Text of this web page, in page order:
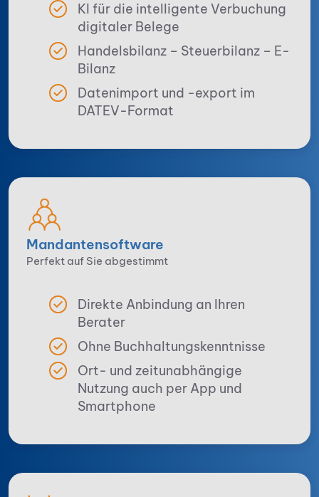
KI für die intelligente Verbuchung
digitaler Belege
Handelsbilanz – Steuerbilanz – E-
Bilanz
Datenimport und -export im
DATEV-Format
Man­danten­software
Perfekt auf Sie abgestimmt
Direkte Anbindung an Ihren
Berater
Ohne Buchhaltungskenntnisse
Ort- und zeitunabhängige
Nutzung auch per App und
Smartphone